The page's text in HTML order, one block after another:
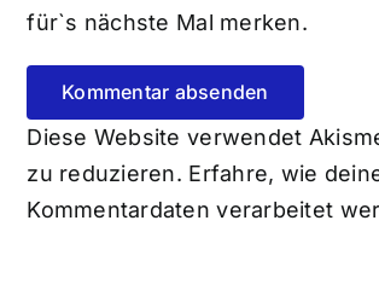
für`s nächste Mal merken.
Diese Website verwendet
zu reduzieren. Erfahre, wie
Kommentardaten verarbeitet